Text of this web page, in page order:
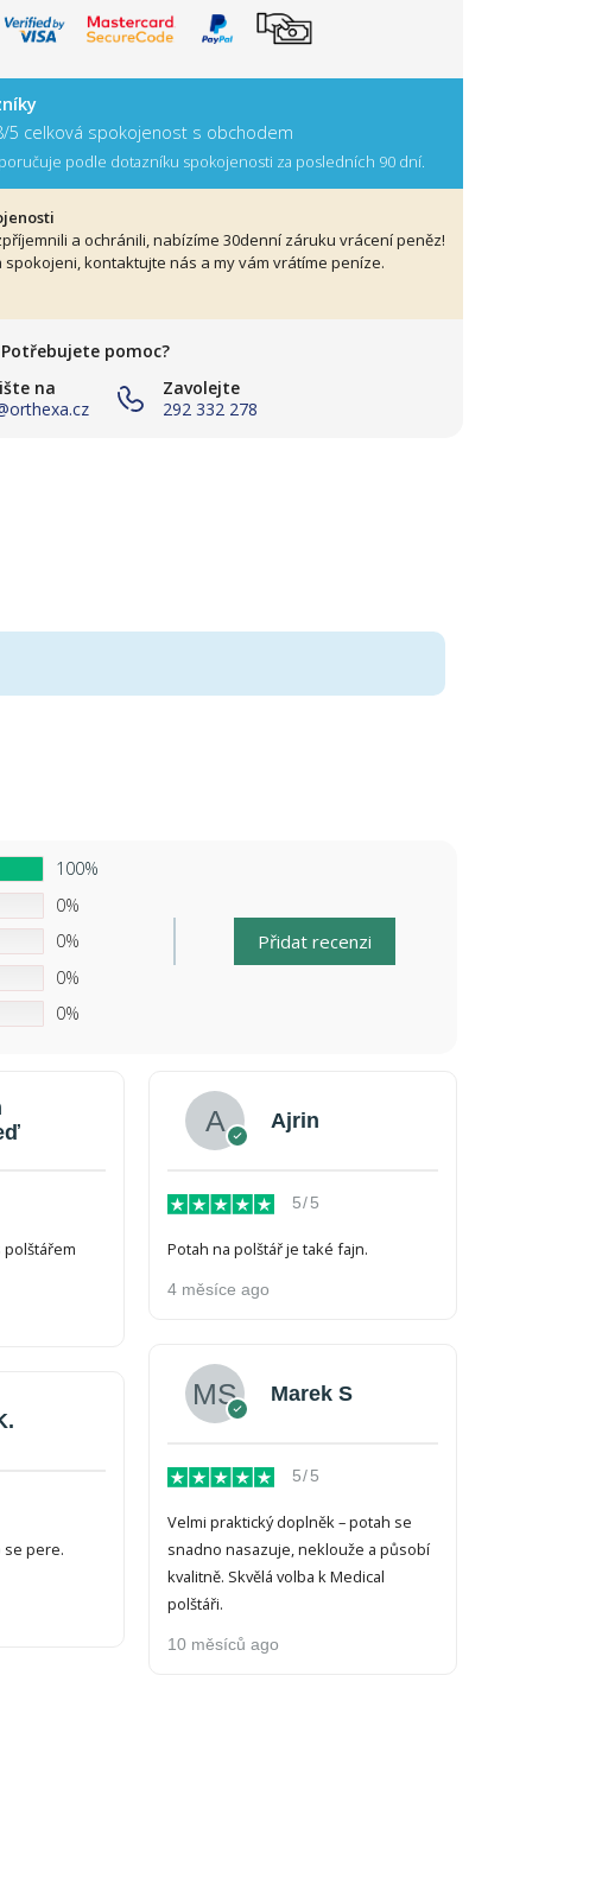
5 celková spokojenost s obchodem
podle dotazníku spokojenosti za posledních 90 dní.
a ochránili, nabízíme 30denní záruku vrácení peněz!
kontaktujte nás a my vám vrátíme peníze.
Potřebujete pomoc?
na
Zavolejte
292 332 278
100%
0%
0%
0%
0%
Přidat recenzi
se pere.
Ajrin
5/5
Potah na polštář je také fajn.
4 měsíce ago
Marek S
5/5
Velmi praktický doplněk – potah se
snadno nasazuje, neklouže a působí
kvalitně. Skvělá volba k Medical
polštáři.
10 měsíců ago